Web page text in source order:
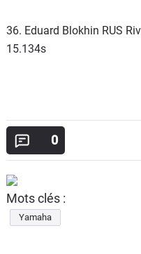
36. Eduard Blokhin RUS
15.134s
0
Mots clés :
Yamaha